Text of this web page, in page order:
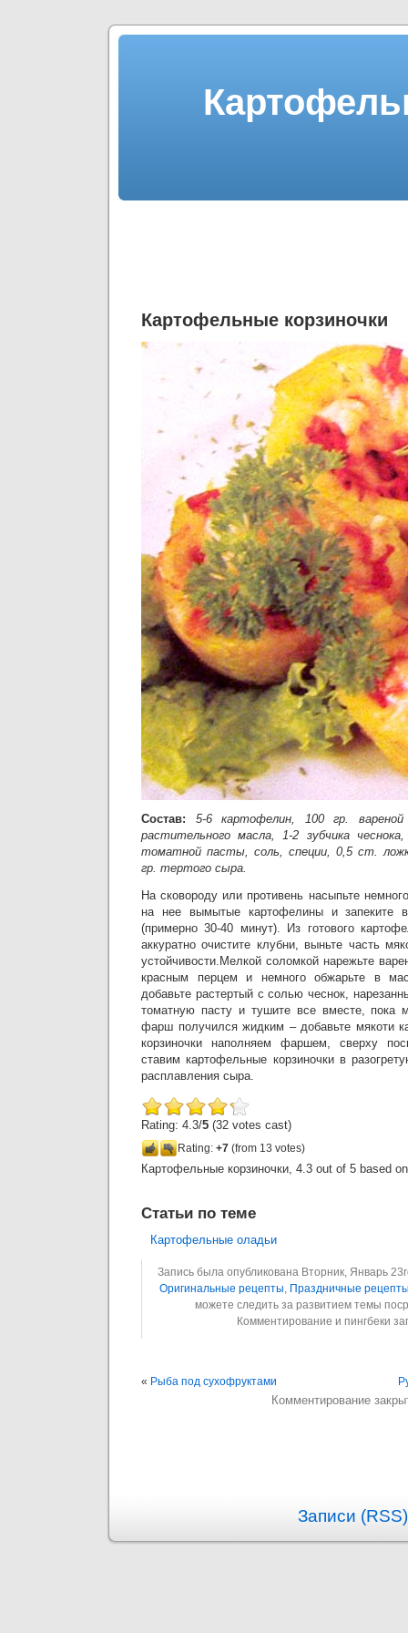
Картофельные корзиночки
Состав: 5-6 картофелин, 100 гр.
растительного масла, 1-2 зубчика
томатной пасты, соль, специи, 0,5 ст.
гр. тертого сыра.
На сковороду или противень насыпьте
на нее вымытые картофелины и запеките
(примерно 30-40 минут). Из готового
аккуратно очистите клубни, выньте часть
устойчивости.Мелкой соломкой нарежьте
красным перцем и немного обжарьте в
добавьте растертый с солью чеснок,
томатную пасту и тушите все вместе, пока
фарш получился жидким – добавьте мякоти
корзиночки наполняем фаршем, сверху
ставим картофельные корзиночки в
расплавления сыра.
Rating: 4.3/5 (32 votes cast)
Rating: +7 (from 13 votes)
Картофельные корзиночки, 4.3 out of 5 based
Статьи по теме
Картофельные оладьи
Запись была опубликована Вторник, Январь
Оригинальные рецепты, Праздничные
можете следить за развитием темы
Комментирование и пингбеки
« Рыба под сухофруктами
Комментирование
Записи (RSS)